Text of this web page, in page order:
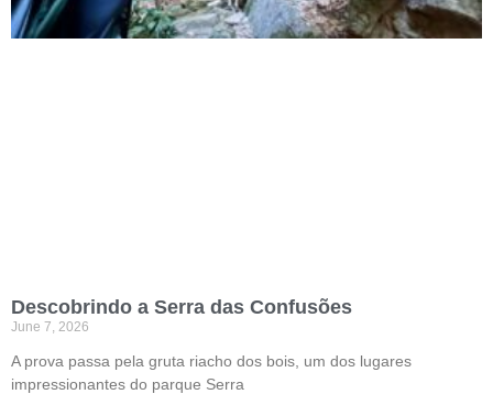
Descobrindo a Serra das Confusões
June 7, 2026
A prova passa pela gruta riacho dos bois, um dos lugares
impressionantes do parque Serra